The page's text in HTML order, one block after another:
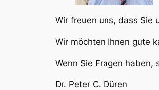
Wir freuen uns, dass Sie
Wir möchten Ihnen gute
Wenn Sie Fragen haben,
Dr. Peter C. Düren